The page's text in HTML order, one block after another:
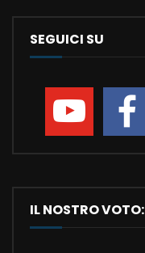
SEGUICI SU
IL NOSTRO VOTO: